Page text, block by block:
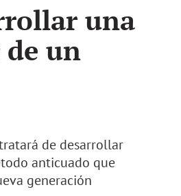
una
un
de desarrollar
anticuado que
generación